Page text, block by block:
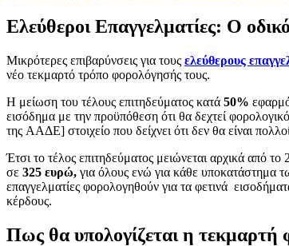
Ελεύθεροι Επαγγελματίες: Ο
Mικρότερες επιβαρύνσεις για τους ελεύθερους
νέο τεκμαρτό τρόπο φορολόγησής τoυς.
Η μείωση του τέλους επιτηδεύματος κατά 50%
εισόδημα με την προϋπόθεση ότι θα δεχτεί
της ΑΑΔΕ] στοιχείο που δείχνει ότι δεν θα είναι
Έτσι το τέλος επιτηδεύματος μειώνεται αρχικά από
σε 325 ευρώ, για όλους ενώ για κάθε υποκατάστημα
επαγγελματίες φορολογηθούν για τα φετινά
κέρδους.
Πως θα υπολογίζεται η τεκμαρτή